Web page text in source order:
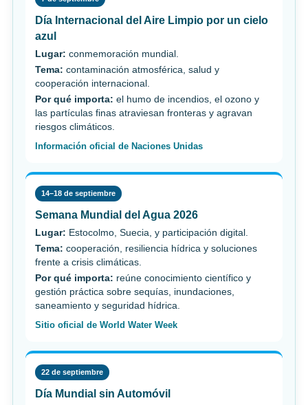
Día Internacional del Aire Limpio por un cielo
azul
Lugar: conmemoración mundial.
Tema: contaminación atmosférica, salud y
cooperación internacional.
Por qué importa: el humo de incendios, el ozono y
las partículas finas atraviesan fronteras y agravan
riesgos climáticos.
Información oficial de Naciones Unidas
14–18 de septiembre
Semana Mundial del Agua 2026
Lugar: Estocolmo, Suecia, y participación digital.
Tema: cooperación, resiliencia hídrica y soluciones
frente a crisis climáticas.
Por qué importa: reúne conocimiento científico y
gestión práctica sobre sequías, inundaciones,
saneamiento y seguridad hídrica.
Sitio oficial de World Water Week
22 de septiembre
Día Mundial sin Automóvil